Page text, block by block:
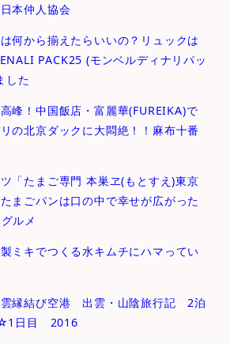
本仲人協会
何から揃えたらいいの？リュックは
PACK25 (モンベルディナリパッ
した
峰！中国飯店・富麗華(FUREIKA)で
の北京ダックに大悶絶！！麻布十番
「たまご専⾨ 本巣ヱ(もとすえ)東京
まごパンは口の中で幸せが広がった
ルメ
ミキでつくる水キムチにハマってい
雲縁結び空港 出雲・山陰旅行記 2泊
日目 2016